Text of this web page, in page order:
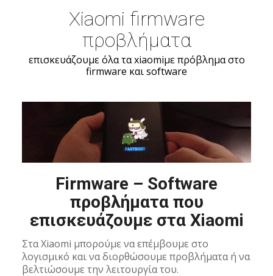
Xiaomi firmware
προβλήματα
επισκευάζουμε όλα τα xiaomiμε πρόβλημα στο
firmware και software
Firmware – Software
προβλήματα που
επισκευάζουμε στα Xiaomi
Στα Xiaomi μπορούμε να επέμβουμε στο
λογισμικό και να διορθώσουμε προβλήματα ή να
βελτιώσουμε την λειτουργία του.